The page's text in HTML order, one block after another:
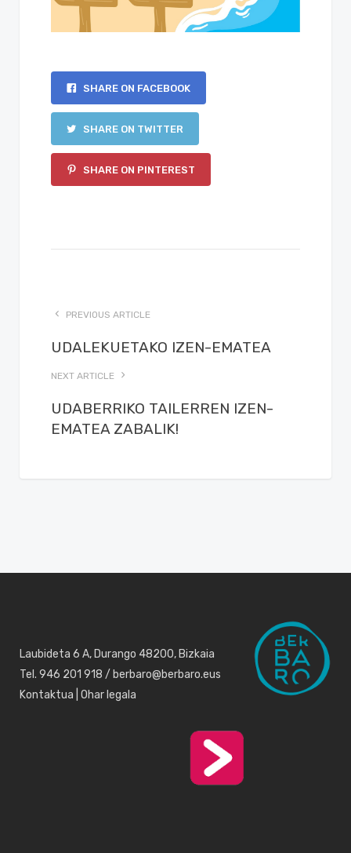
SHARE ON FACEBOOK
SHARE ON TWITTER
SHARE ON PINTEREST
PREVIOUS ARTICLE
UDALEKUETAKO IZEN-EMATEA
NEXT ARTICLE
UDABERRIKO TAILERREN IZEN-
EMATEA ZABALIK!
Laubideta 6 A, Durango 48200, Bizkaia
Tel. 946 201 918 / berbaro@berbaro.eus
Kontaktua Ohar legala